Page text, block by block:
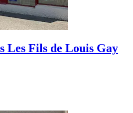
Les Fils de Louis Gay